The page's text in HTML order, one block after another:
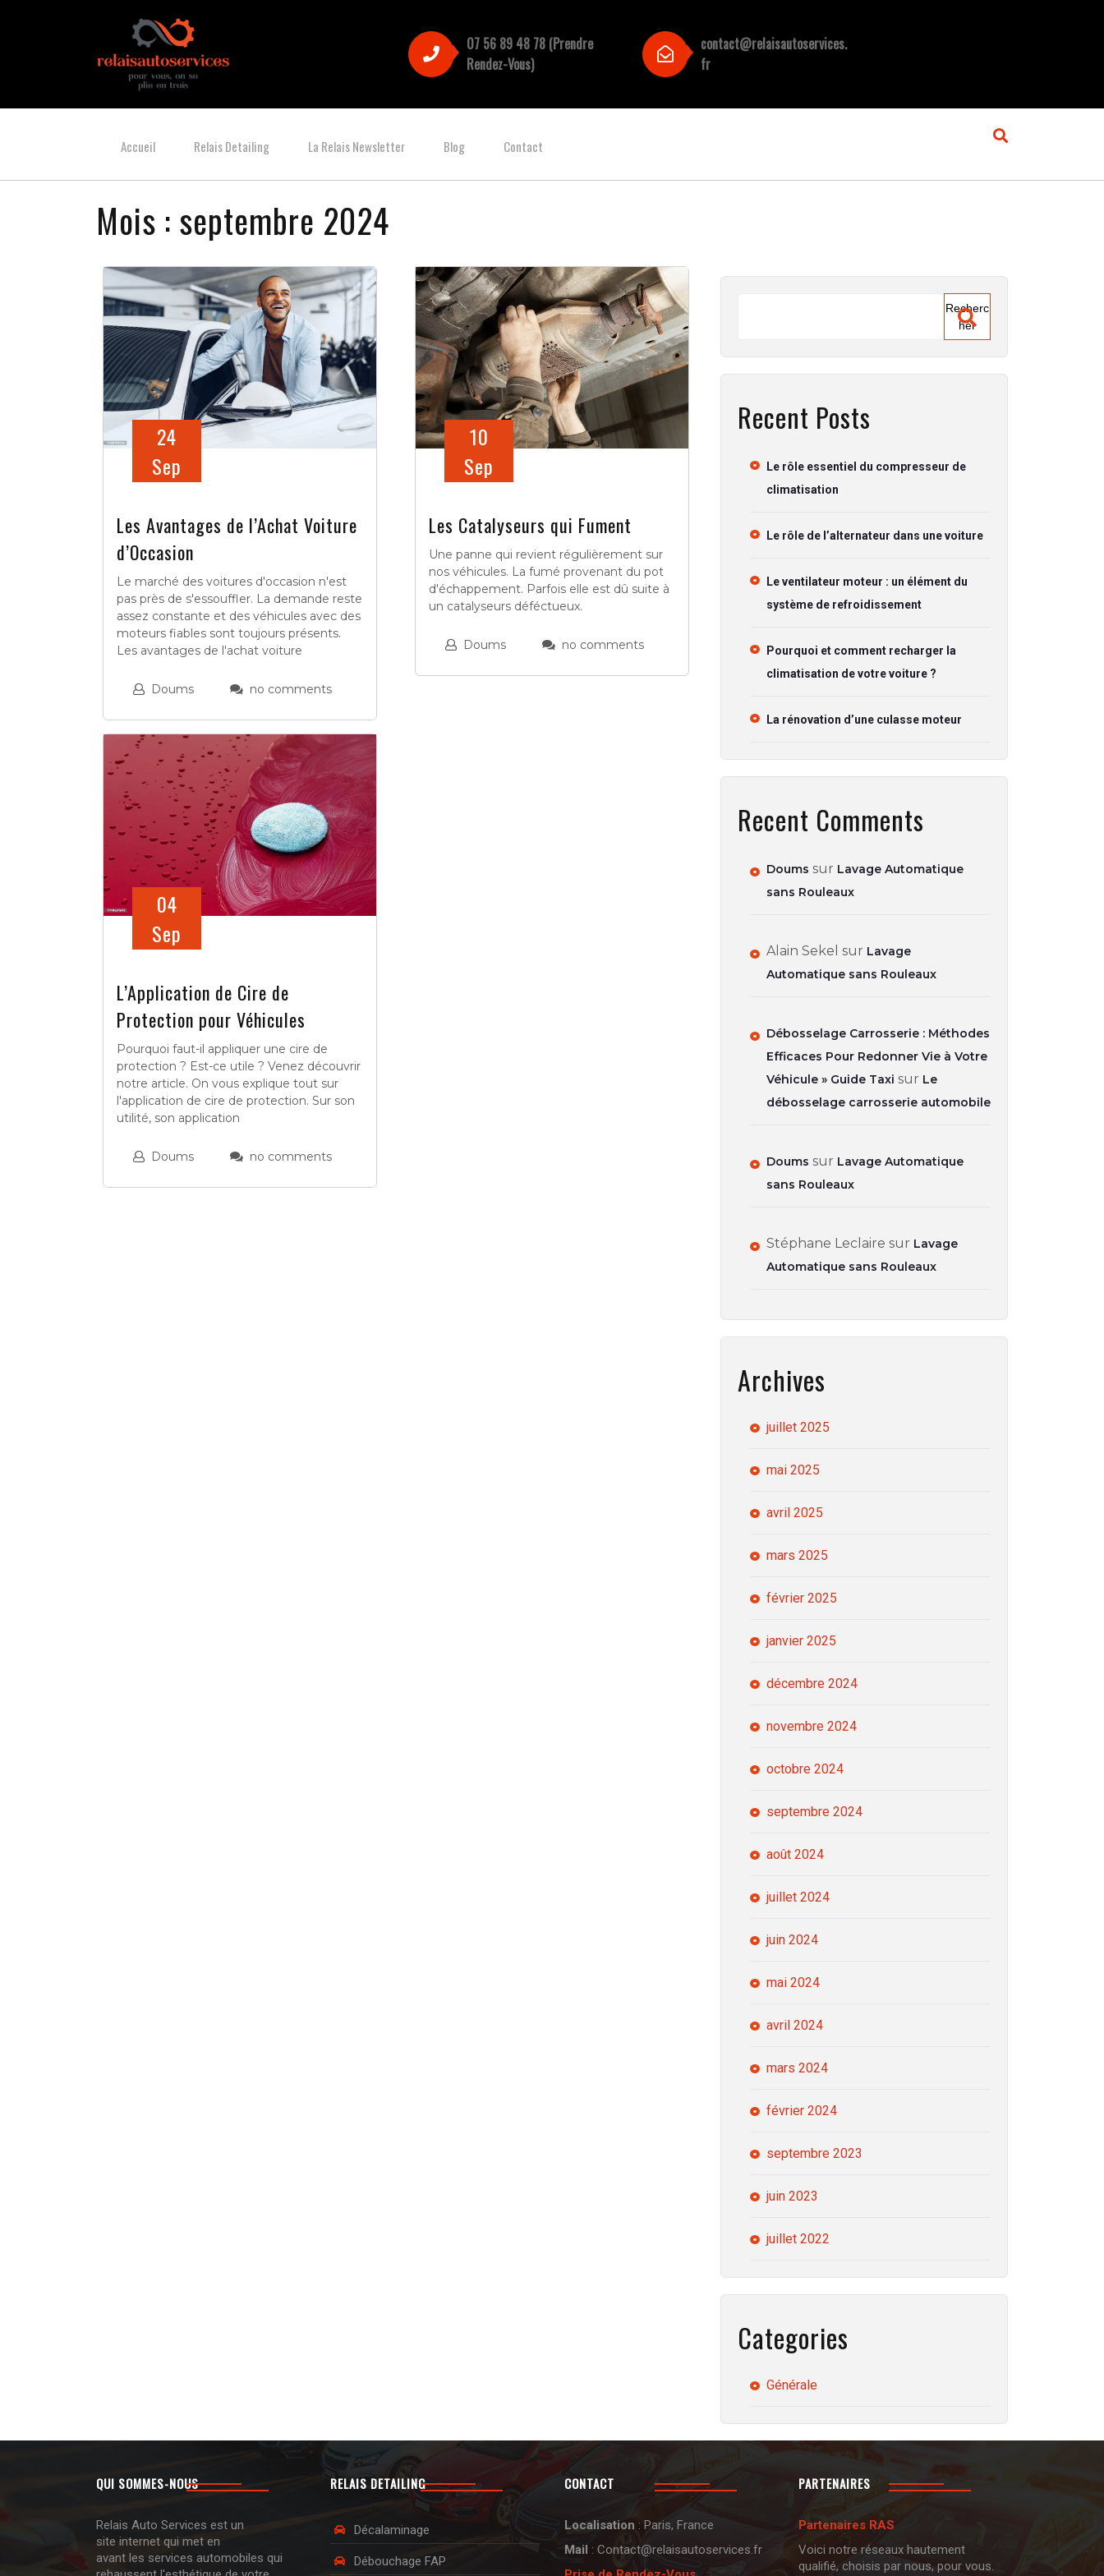
07 56 89 48 78 (Prendre
Rendez-Vous)
contact@relaisautoservices.
fr
Accueil Relais Detailing La Relais Newsletter Blog Contact
Mois : septembre 2024
24
Sep
Les Avantages de l’Achat Voiture
d’Occasion
Le marché des voitures d'occasion n'est
pas près de s'essouffler. La demande reste
assez constante et des véhicules avec des
moteurs fiables sont toujours présents.
Les avantages de l'achat voiture
Doums no comments
10
Sep
Les Catalyseurs qui Fument
Une panne qui revient régulièrement sur
nos véhicules. La fumé provenant du pot
d'échappement. Parfois elle est dû suite à
un catalyseurs déféctueux.
Doums no comments
04
Sep
L’Application de Cire de
Protection pour Véhicules
Pourquoi faut-il appliquer une cire de
protection ? Est-ce utile ? Venez découvrir
notre article. On vous explique tout sur
l'application de cire de protection. Sur son
utilité, son application
Doums no comments
Recherc
her
Recent Posts
Le rôle essentiel du compresseur de
climatisation
Le rôle de l’alternateur dans une voiture
Le ventilateur moteur : un élément du
système de refroidissement
Pourquoi et comment recharger la
climatisation de votre voiture ?
La rénovation d’une culasse moteur
Recent Comments
Doums sur Lavage Automatique
sans Rouleaux
Alain Sekel sur Lavage
Automatique sans Rouleaux
Débosselage Carrosserie : Méthodes
Efficaces Pour Redonner Vie à Votre
Véhicule » Guide Taxi sur Le
débosselage carrosserie automobile
Doums sur Lavage Automatique
sans Rouleaux
Stéphane Leclaire sur Lavage
Automatique sans Rouleaux
Archives
juillet 2025
mai 2025
avril 2025
mars 2025
février 2025
janvier 2025
décembre 2024
novembre 2024
octobre 2024
septembre 2024
août 2024
juillet 2024
juin 2024
mai 2024
avril 2024
mars 2024
février 2024
septembre 2023
juin 2023
juillet 2022
Categories
Générale
QUI SOMMES-NOUS
Relais Auto Services est un
site internet qui met en
avant les services automobiles qui
RELAIS DETAILING
Décalaminage
Débouchage FAP
CONTACT
Localisation : Paris, France
Mail : Contact@relaisautoservices.fr
PARTENAIRES
Partenaires RAS
Voici notre réseaux hautement
qualifié, choisis par nous, pour vous.